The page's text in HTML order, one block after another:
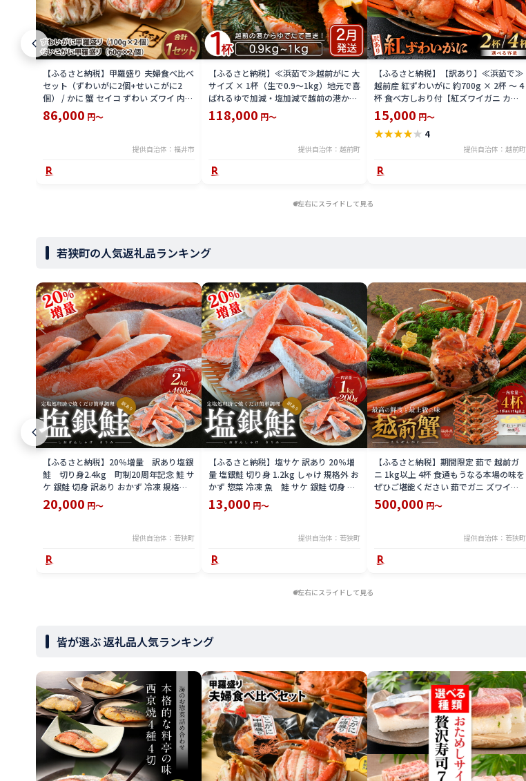
【ふるさと納税】甲羅盛り 夫婦食べ比べ
セット（ずわいがに2個+せいこがに2
個） / かに 蟹 セイコ ずわい ズワイ 内子
外子 国産 冷凍 冬 冬の味覚 珍味 グルメ
国産 送料無料 [H-065050]
86,000 円～
提供自治体：福井市
【ふるさと納税】≪浜茹で≫越前がに 大
サイズ × 1杯（生で0.9〜1kg）地元で喜
ばれるゆで加減・塩加減で越前の港から
直送！【雄 ズワイガニ ずわいがに 越前
ガニ 姿 ボイル 冷蔵 福井県】【2月発送
入ください [e23-x004_02]
118,000 円～
提供自治体：越前町
【ふるさと納税】【訳あり】≪浜茹で≫
越前産 紅ずわいがに 約700g × 2杯 〜 4
杯 食べ方しおり付【紅ズワイガニ カニ
かに 蟹 姿 ボイル 冷蔵 福井県】【4月発
送分】希望日指定不可
15,000 円～
★★★★★ 4
提供自治体：越前町
左右にスライドして見る
若狭町の人気返礼品ランキング
【ふるさと納税】20％増量 訳あり塩銀
鮭 切り身2.4kg 町制20周年記念 鮭 サ
ケ 銀鮭 切身 訳あり おかず 冷凍 規格外
お取り寄せ 福井県 若狭町
20,000 円～
提供自治体：若狭町
【ふるさと納税】塩サケ 訳あり 20％増
量 塩銀鮭 切り身 1.2kg しゃけ 規格外 お
かず 惣菜 冷凍 魚 鮭 サケ 銀鮭 切身 お
取り寄せ
13,000 円～
提供自治体：若狭町
【ふるさと納税】期間限定 茹で 越前ガ
ニ 1kg以上 4杯 食通もうなる本場の味を
ぜひご堪能ください 茹でガニ ズワイガ
ニ カニ 蟹 海鮮 福井県 若狭町 お届け：
2025年11月10日～2026年3月31日（年
500,000 円～
提供自治体：若狭町
左右にスライドして見る
皆が選ぶ 返礼品人気ランキング